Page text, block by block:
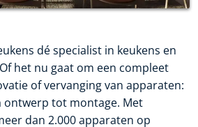
dé specialist in keukens en
het nu gaat om een compleet
of vervanging van apparaten:
ontwerp tot montage. Met
dan 2.000 apparaten op